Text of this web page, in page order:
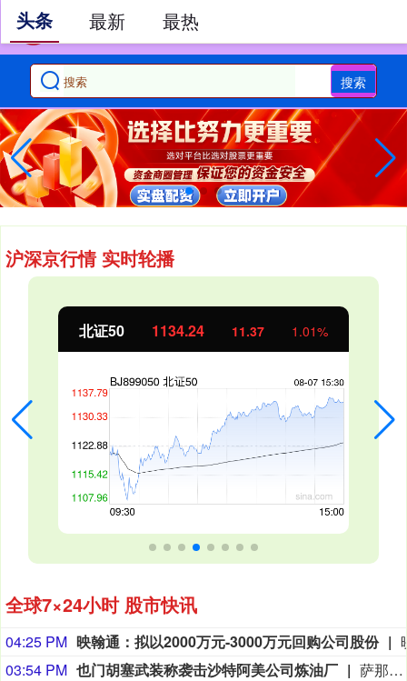
搜索
沪深京行情 实时轮播
北证50 1134.24 11.37 1.01%
全球7×24小时 股市快讯
04:25 PM 映翰通：拟以2000万元-3000万元回购公司股份
03:54 PM 也门胡塞武装称袭击沙特阿美公司炼油厂
萨那消息：也门胡塞武装9日称，该组织使用无人机对位于沙特阿拉伯吉赞的沙特阿美公司炼油厂发动了“精准打击”。 胡塞武装发言人叶海亚·萨雷亚在声明中说，此次打击是为了回应不久前沙特无人机侵犯也门领空的行为。 沙特阿拉伯能源部9日早些时候在社交媒体上说，位于吉赞的沙特阿美公司炼油厂的一处设施当天凌晨发生火灾。该公司工业安全消防队已将火灾扑灭，事故未造成人员伤亡。(新华社)
头条 最新 最热